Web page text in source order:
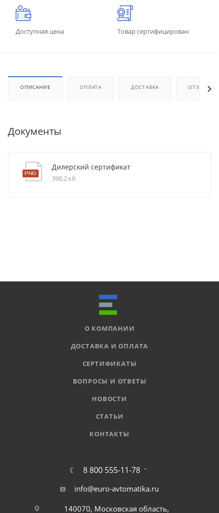
Доступная цена Товар сертифицирован
ОПИСАНИЕ ОПЛАТА ДОСТАВКА ОТЗЫВЫ
Документы
Дилерский сертификат
390,2 кб
О КОМПАНИИ
ДОСТАВКА И ОПЛАТА
СЕРТИФИКАТЫ
ВОПРОСЫ И ОТВЕТЫ
НОВОСТИ
СТАТЬИ
КОНТАКТЫ
8 800 555-11-78
info@euro-avtomatika.ru
140070, Московская область,